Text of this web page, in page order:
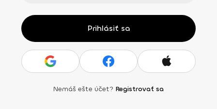
Prihlásiť sa
Nemáš ešte účet? Registrovať sa